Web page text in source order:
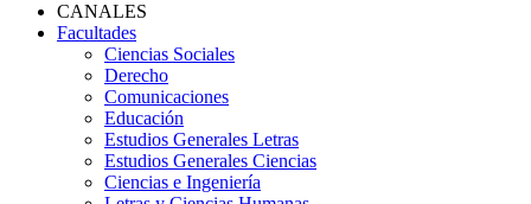
CANALES
Facultades
Ciencias Sociales
Derecho
Comunicaciones
Educación
Estudios Generales Letras
Estudios Generales Ciencias
Ciencias e Ingeniería